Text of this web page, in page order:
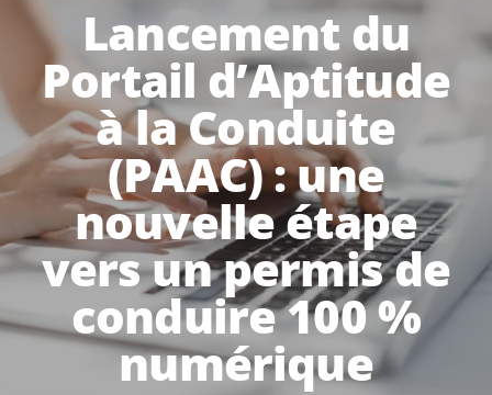
Lancement du
Portail d’Aptitude
à la Conduite
(PAAC) : une
nouvelle étape
vers un permis de
conduire 100 %
numérique